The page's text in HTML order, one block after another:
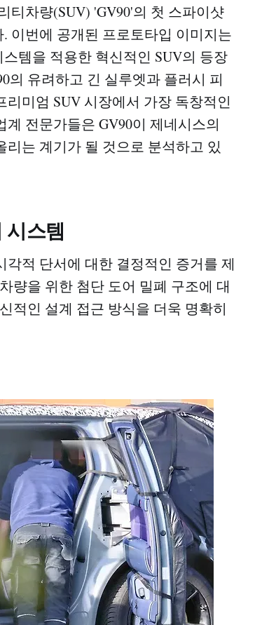
티차량(SUV) 'GV90'의 첫 스파이샷
이번에 공개된 프로토타입 이미지는
템을 적용한 혁신적인 SUV의 등장
의 유려하고 긴 실루엣과 플러시 피
미엄 SUV 시장에서 가장 독창적인
전문가들은 GV90이 제네시스의
는 계기가 될 것으로 분석하고 있
시스템
적 단서에 대한 결정적인 증거를 제
량을 위한 첨단 도어 밀폐 구조에 대
적인 설계 접근 방식을 더욱 명확히